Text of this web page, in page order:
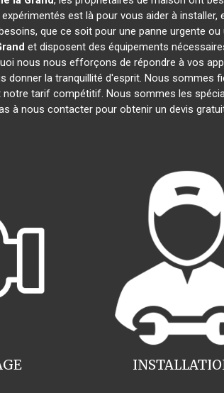
est là pour vous aider à
que ce soit pour une panne urgente
et disposent des équipements
nous nous efforçons de répondre à vos
donner la tranquillité d'esprit. Nous
tarif compétitif. Nous sommes les
à nous contacter pour obtenir un devis